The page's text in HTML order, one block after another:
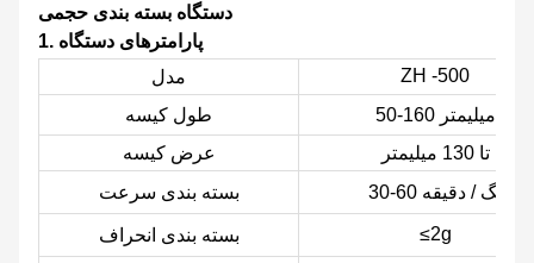
دستگاه بسته بندی حجمی
1. پارامترهای دستگاه
مدل
ZH -500
طول کیسه
50-160 میلیمتر
عرض کیسه
تا 130 میلیمتر
بسته بندی سرعت
30-60 بگ / دقیقه
بسته بندی انحراف ≤2g